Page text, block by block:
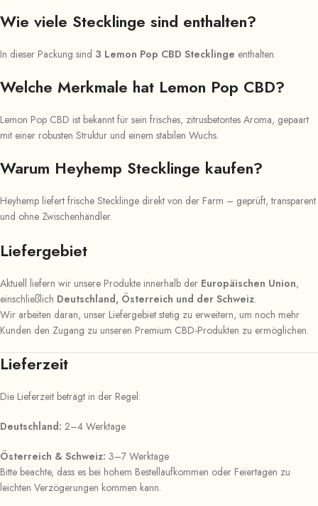
Wie viele Stecklinge sind enthalten?
In dieser Packung sind 3 Lemon Pop CBD Stecklinge enthalten.
Welche Merkmale hat Lemon Pop CBD?
Lemon Pop CBD ist bekannt für sein frisches, zitrusbetontes Aroma, gepaart
mit einer robusten Struktur und einem stabilen Wuchs.
Warum Heyhemp Stecklinge kaufen?
Heyhemp liefert frische Stecklinge direkt von der Farm – geprüft, transparent
und ohne Zwischenhändler.
Liefergebiet
Aktuell liefern wir unsere Produkte innerhalb der Europäischen Union,
einschließlich Deutschland, Österreich und der Schweiz.
Wir arbeiten daran, unser Liefergebiet stetig zu erweitern, um noch mehr
Kunden den Zugang zu unseren Premium CBD-Produkten zu ermöglichen.
Lieferzeit
Die Lieferzeit beträgt in der Regel:
Deutschland: 2–4 Werktage
Österreich & Schweiz: 3–7 Werktage
Bitte beachte, dass es bei hohem Bestellaufkommen oder Feiertagen zu
leichten Verzögerungen kommen kann.